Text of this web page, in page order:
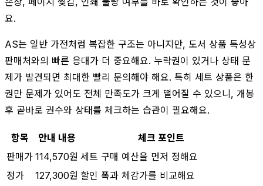
요.
AS는 일반 가전처럼 복잡한 구조는 아니지만, 도서 상품 특성상
판매처와의 빠른 응대가 더 중요해요. 누락권이 있거나 상태 문
제가 발견되면 최대한 빨리 문의해야 해요. 특히 세트 상품은 한
권만 문제가 있어도 전체 만족도가 크게 떨어질 수 있으니, 개봉
후 곧바로 권수와 상태를 체크하는 습관이 필요해요.
항목 안내 내용
체크 포인트
판매가 114,570원 세트 구매 예산을 먼저 정해요
정가
127,300원 할인 폭과 체감가를 비교해요